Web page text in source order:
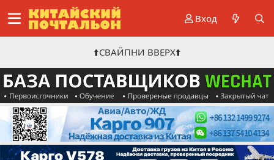
Вход
⬆️СВАЙПНИ ВВЕРХ⬆️